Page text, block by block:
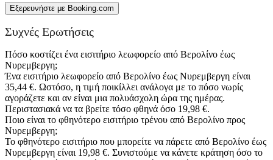
Εξερευνήστε με Booking.com
Συχνές Ερωτήσεις
Πόσο κοστίζει ένα εισιτήριο λεωφορείο από Βερολίνο έως
Νυρεμβεργη;
Ένα εισιτήριο λεωφορείο από Βερολίνο έως Νυρεμβεργη είναι
35,44 €. Ωστόσο, η τιμή ποικίλλει ανάλογα με το πόσο νωρίς
αγοράζετε και αν είναι μια πολυάσχολη ώρα της ημέρας.
Περιστασιακά να τα βρείτε τόσο φθηνά όσο 19,98 €.
Ποιο είναι το φθηνότερο εισιτήριο τρένου από Βερολίνο προς
Νυρεμβεργη;
Το φθηνότερο εισιτήριο που μπορείτε να πάρετε από Βερολίνο έως
Νυρεμβεργη είναι 19,98 €. Συνιστούμε να κάνετε κράτηση όσο το